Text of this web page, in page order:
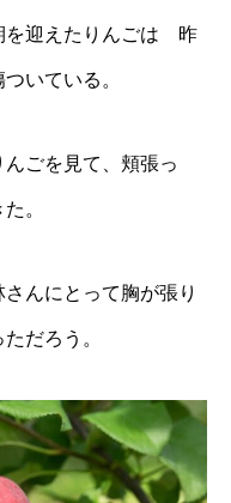
を迎えたりんごは 昨
いている。
ごを見て、頬張っ
。
んにとって胸が張り
だろう。